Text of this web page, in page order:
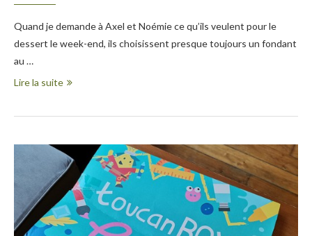
Quand je demande à Axel et Noémie ce qu’ils veulent pour le
dessert le week-end, ils choisissent presque toujours un fondant
au …
Lire la suite